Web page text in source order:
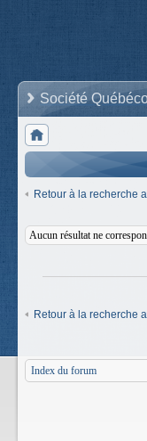
Société
Retour à la recherche
Aucun résultat ne
Retour à la recherche
Index du forum